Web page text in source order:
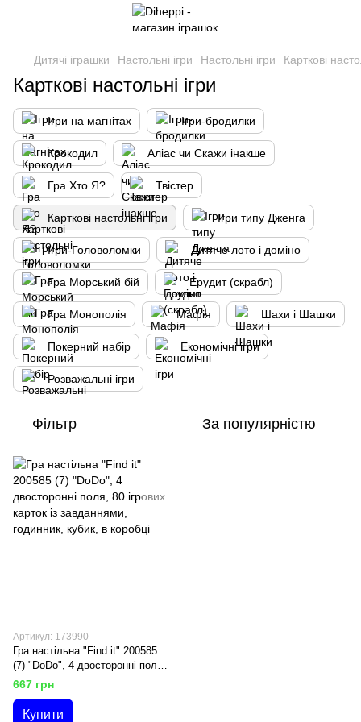
Дитячі іграшки Настольні ігри Настольні ігри Карткові
Карткові настольні ігри
Ігри на магнітах Ігри-бродилки
Крокодил Аліас чи Скажи інакше
Гра Хто Я? Твістер
Карткові настольні ігри Ігри типу Дженга
Ігри-Головоломки Дитяче лото і доміно
Гра Морський бій Ерудит (скрабл)
Гра Монополія Мафія Шахи і Шашки
Покерний набір Економічні ігри
Розважальні ігри
Фільтр За популярністю
Артикул: 173990
Гра настільна "Find it" 200585
(7) "DoDo", 4 двосторонні поля,
80 ігрових карток із
завданнями, годинник, кубик, в
коробці
667 грн
Купити